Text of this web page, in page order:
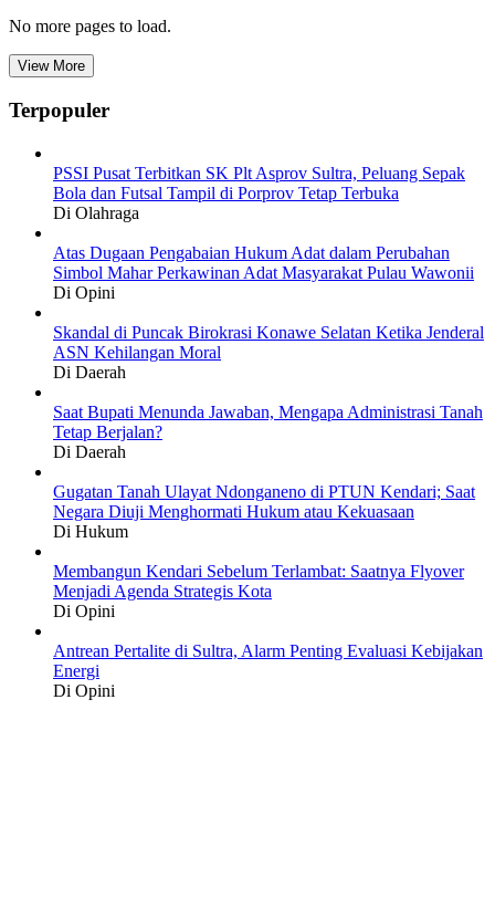
No more pages to load.
View More
Terpopuler
PSSI Pusat Terbitkan SK Plt Asprov Sultra, Peluang Sepak
Bola dan Futsal Tampil di Porprov Tetap Terbuka
Di Olahraga
Atas Dugaan Pengabaian Hukum Adat dalam Perubahan
Simbol Mahar Perkawinan Adat Masyarakat Pulau Wawonii
Di Opini
Skandal di Puncak Birokrasi Konawe Selatan Ketika Jenderal
ASN Kehilangan Moral
Di Daerah
Saat Bupati Menunda Jawaban, Mengapa Administrasi Tanah
Tetap Berjalan?
Di Daerah
Gugatan Tanah Ulayat Ndonganeno di PTUN Kendari; Saat
Negara Diuji Menghormati Hukum atau Kekuasaan
Di Hukum
Membangun Kendari Sebelum Terlambat: Saatnya Flyover
Menjadi Agenda Strategis Kota
Di Opini
Antrean Pertalite di Sultra, Alarm Penting Evaluasi Kebijakan
Energi
Di Opini